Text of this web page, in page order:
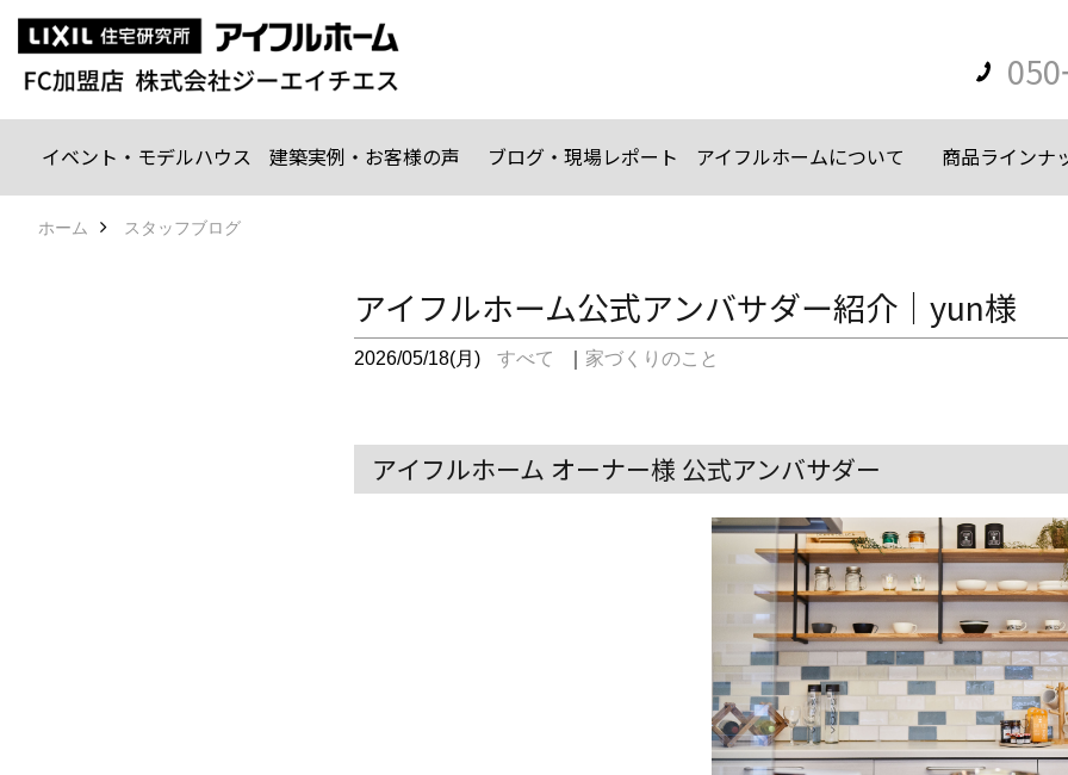
イベント・モデルハウス 建築実例・お客様の声 ブログ・現場レポート アイフルホームについて 商品ラインナ
ホーム スタッフブログ
アイフルホーム公式アンバサダー紹介｜yun様
2026/05/18(月) すべて 家づくりのこと
アイフルホーム オーナー様 公式アンバサダー